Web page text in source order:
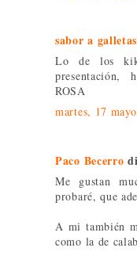
sabor a galletas
Lo de los
presentación,
ROSA
martes, 17
Paco Becerro
Me gustan
probaré, que
A mi también
como la de